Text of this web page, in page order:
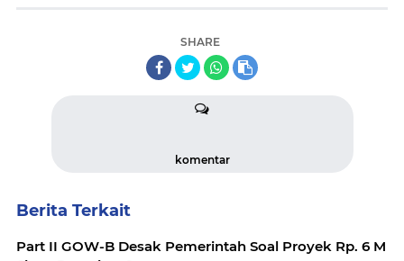
SHARE
komentar
Berita Terkait
Part II GOW-B Desak Pemerintah Soal Proyek Rp. 6 M